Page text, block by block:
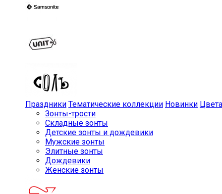
Праздники Тематические коллекции Новинки Цвета
Зонты-трости
Складные зонты
Детские зонты и дождевики
Мужские зонты
Элитные зонты
Дождевики
Женские зонты